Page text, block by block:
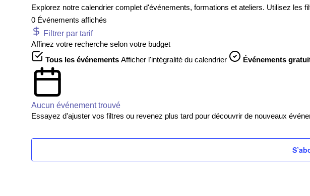
une
date.
Explorez notre calendrier complet d'événements, formations et ateliers. Utilisez les
0 Événements affichés
Filtrer par tarif
Affinez votre recherche selon votre budget
Tous les événements Afficher l'intégralité du calendrier Événements
Aucun événement trouvé
Essayez d'ajuster vos filtres ou revenez plus tard pour découvrir de nouveaux